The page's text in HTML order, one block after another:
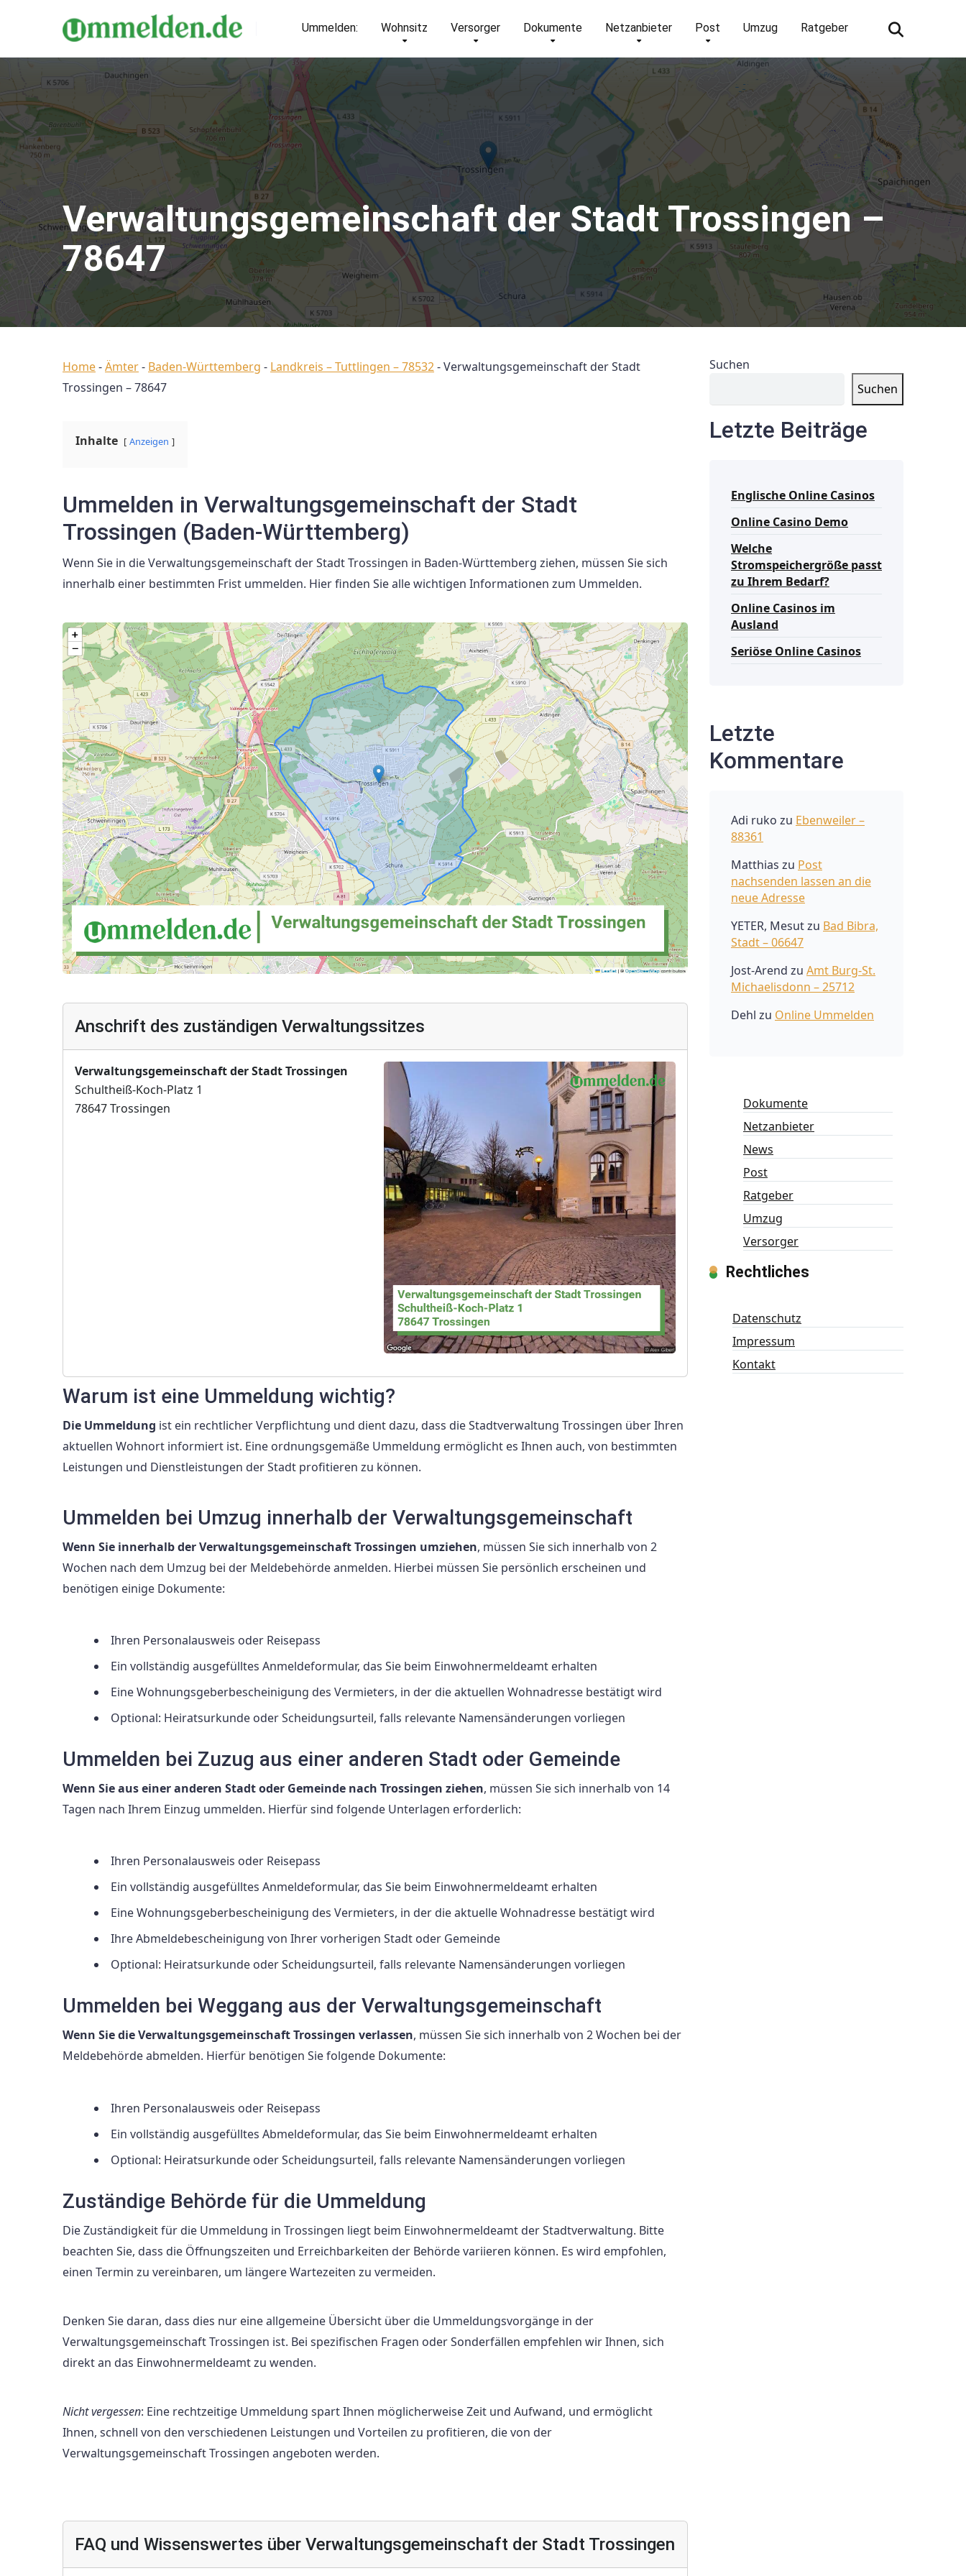
Ummelden: Wohnsitz Versorger Dokumente Netzanbieter Post Umzug Ratgeber
Verwaltungsgemeinschaft der Stadt Trossingen –
78647
Home-Ämter- Baden-Württemberg - Landkreis – Tuttlingen – 78532-Verwaltungsgemeinschaft der Stadt
Trossingen – 78647
Inhalte Anzeigen
Ummelden in Verwaltungsgemeinschaft der Stadt
Trossingen (Baden-Württemberg)
Wenn Sie in die Verwaltungsgemeinschaft der Stadt Trossingen in Baden-Württemberg ziehen, müssen Sie sich
innerhalb einer bestimmten Frist ummelden. Hier finden Sie alle wichtigen Informationen zum Ummelden.
Anschrift des zuständigen Verwaltungssitzes
Verwaltungsgemeinschaft der Stadt Trossingen
Schultheiß-Koch-Platz 1
78647 Trossingen
Warum ist eine Ummeldung wichtig?
Die Ummeldung ist ein rechtlicher Verpflichtung und dient dazu, dass die Stadtverwaltung Trossingen über Ihren
aktuellen Wohnort informiert ist. Eine ordnungsgemäße Ummeldung ermöglicht es Ihnen auch, von bestimmten
Leistungen und Dienstleistungen der Stadt profitieren zu können.
Ummelden bei Umzug innerhalb der Verwaltungsgemeinschaft
Wenn Sie innerhalb der Verwaltungsgemeinschaft Trossingen umziehen, müssen Sie sich innerhalb von 2
Wochen nach dem Umzug bei der Meldebehörde anmelden. Hierbei müssen Sie persönlich erscheinen und
benötigen einige Dokumente:
Ihren Personalausweis oder Reisepass
Ein vollständig ausgefülltes Anmeldeformular, das Sie beim Einwohnermeldeamt erhalten
Eine Wohnungsgeberbescheinigung des Vermieters, in der die aktuellen Wohnadresse bestätigt wird
Optional: Heiratsurkunde oder Scheidungsurteil, falls relevante Namensänderungen vorliegen
Ummelden bei Zuzug aus einer anderen Stadt oder Gemeinde
Wenn Sie aus einer anderen Stadt oder Gemeinde nach Trossingen ziehen, müssen Sie sich innerhalb von 14
Tagen nach Ihrem Einzug ummelden. Hierfür sind folgende Unterlagen erforderlich:
Ihren Personalausweis oder Reisepass
Ein vollständig ausgefülltes Anmeldeformular, das Sie beim Einwohnermeldeamt erhalten
Eine Wohnungsgeberbescheinigung des Vermieters, in der die aktuelle Wohnadresse bestätigt wird
Ihre Abmeldebescheinigung von Ihrer vorherigen Stadt oder Gemeinde
Optional: Heiratsurkunde oder Scheidungsurteil, falls relevante Namensänderungen vorliegen
Ummelden bei Weggang aus der Verwaltungsgemeinschaft
Wenn Sie die Verwaltungsgemeinschaft Trossingen verlassen, müssen Sie sich innerhalb von 2 Wochen bei der
Meldebehörde abmelden. Hierfür benötigen Sie folgende Dokumente:
Ihren Personalausweis oder Reisepass
Ein vollständig ausgefülltes Abmeldeformular, das Sie beim Einwohnermeldeamt erhalten
Optional: Heiratsurkunde oder Scheidungsurteil, falls relevante Namensänderungen vorliegen
Zuständige Behörde für die Ummeldung
Die Zuständigkeit für die Ummeldung in Trossingen liegt beim Einwohnermeldeamt der Stadtverwaltung. Bitte
beachten Sie, dass die Öffnungszeiten und Erreichbarkeiten der Behörde variieren können. Es wird empfohlen,
einen Termin zu vereinbaren, um längere Wartezeiten zu vermeiden.
Denken Sie daran, dass dies nur eine allgemeine Übersicht über die Ummeldungsvorgänge in der
Verwaltungsgemeinschaft Trossingen ist. Bei spezifischen Fragen oder Sonderfällen empfehlen wir Ihnen, sich
direkt an das Einwohnermeldeamt zu wenden.
Nicht vergessen: Eine rechtzeitige Ummeldung spart Ihnen möglicherweise Zeit und Aufwand, und ermöglicht
Ihnen, schnell von den verschiedenen Leistungen und Vorteilen zu profitieren, die von der
Verwaltungsgemeinschaft Trossingen angeboten werden.
FAQ und Wissenswertes über Verwaltungsgemeinschaft der Stadt Trossingen
Suchen
Suchen
Letzte Beiträge
Englische Online Casinos
Online Casino Demo
Welche
Stromspeichergröße passt
zu Ihrem Bedarf?
Online Casinos im
Ausland
Seriöse Online Casinos
Letzte
Kommentare
Adi ruko zu Ebenweiler –
88361
Matthias zu Post
nachsenden lassen an die
neue Adresse
YETER, Mesutzu Bad Bibra,
Stadt – 06647
Jost-Arend zu Amt Burg-St.
Michaelisdonn – 25712
Dehl zu Online Ummelden
Dokumente
Netzanbieter
News
Post
Ratgeber
Umzug
Versorger
Rechtliches
Datenschutz
Impressum
Kontakt